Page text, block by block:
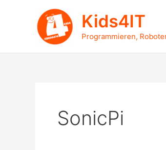
Kids4IT
Programmieren,
SonicPi